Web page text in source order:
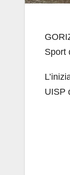
Sport
UISP